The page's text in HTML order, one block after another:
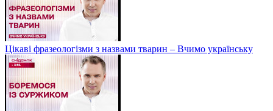
Цікаві фразеологізми з назвами тварин – Вчимо українську